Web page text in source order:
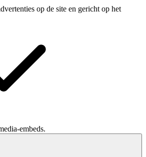
op de site en gericht op het
embeds.